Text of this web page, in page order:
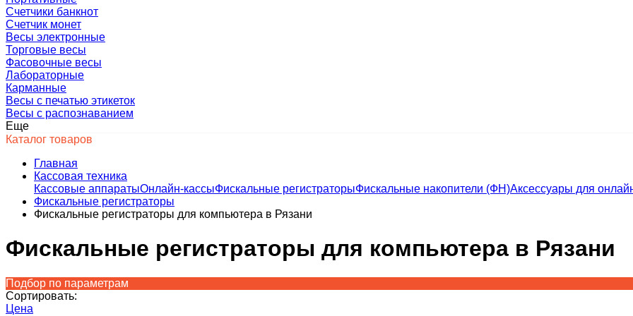
Счетчики банкнот
Счетчик монет
Весы электронные
Торговые весы
Фасовочные весы
Лабораторные
Карманные
Весы с печатью этикеток
Весы с распознаванием
Еще
Каталог товаров
Главная
Кассовая техника
Кассовые аппаратыОнлайн-кассыФискальные регистраторыФискальные накопители (ФН)Аксессуары для
Фискальные регистраторы
Фискальные регистраторы для компьютера в Рязани
Фискальные регистраторы для компьютера в Рязани
Подбор по параметрам
Сортировать:
Цена